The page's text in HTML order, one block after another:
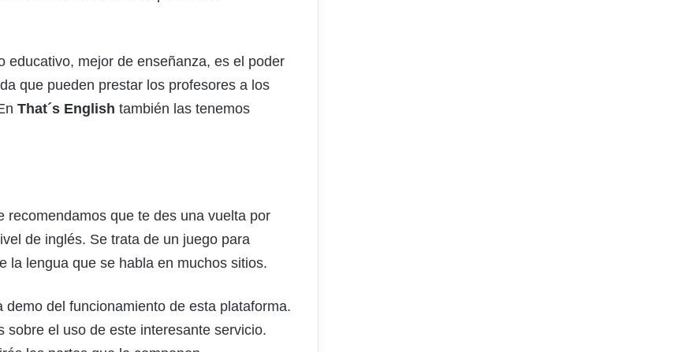
educativo, mejor de enseñanza, es el poder
que pueden prestar los profesores a los
That´s English también las tenemos
recomendamos que te des una vuelta por
de inglés. Se trata de un juego para
la lengua que se habla en muchos sitios.
del funcionamiento de esta plataforma.
el uso de este interesante servicio.